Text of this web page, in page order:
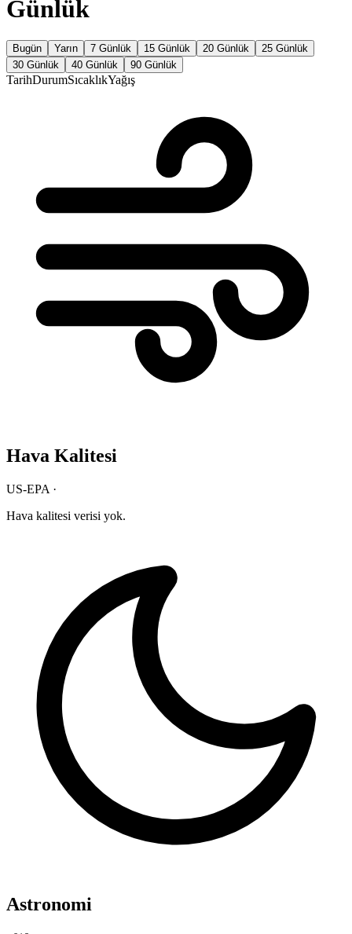
Günlük
Bugün Yarın 7 Günlük 15 Günlük 20 Günlük
25 Günlük
30 Günlük
40 Günlük 90 Günlük
TarihDurumSıcaklıkYağış
Hava Kalitesi
US-EPA ·
Hava kalitesi verisi yok.
Astronomi